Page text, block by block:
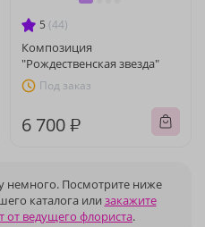
5 (44)
Композиция
"Рождественская звезда"
Под заказ
6 700 ₽
немного. Посмотрите ниже
каталога или закажите
от ведущего флориста.